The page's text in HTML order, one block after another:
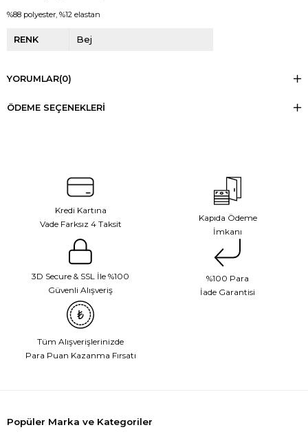
%88 polyester, %12 elastan
RENK Bej
YORUMLAR(0)
ÖDEME SEÇENEKLERI
Kredi Kartına
Vade Farksız 4 Taksit
Kapıda Ödeme
İmkanı
3D Secure & SSL İle %100
Güvenli Alışveriş
%100 Para
İade Garantisi
Tüm Alışverişlerinizde
Para Puan Kazanma Fırsatı
Popüler Marka ve Kategoriler